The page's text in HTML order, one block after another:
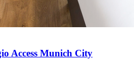
Access Munich City